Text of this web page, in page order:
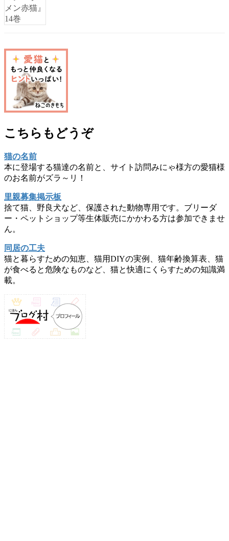
こちらもどうぞ
猫の名前
本に登場する猫達の名前と、サイト訪問みにゃ様方の愛猫様
のお名前がズラ～リ！
里親募集掲示板
捨て猫、野良犬など、保護された動物専用です。ブリーダ
ー・ペットショップ等生体販売にかかわる方は参加できませ
ん。
同居の工夫
猫と暮らすための知恵、猫用DIYの実例、猫年齢換算表、猫
が食べると危険なものなど、猫と快適にくらすための知識満
載。